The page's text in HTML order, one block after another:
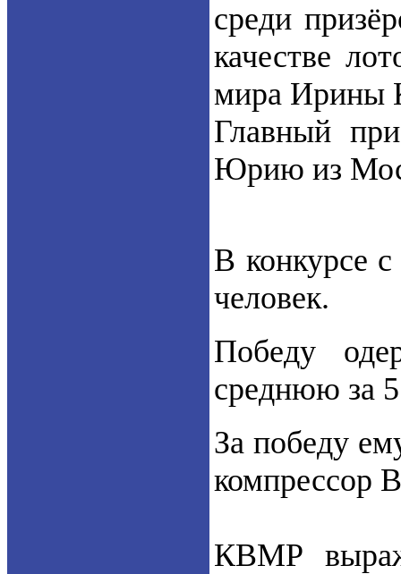
среди
качестве
мира Ирины
Главный
Юрию из
В конкурсе
человек.
Победу
среднюю за
За победу
компрессор
КВМР